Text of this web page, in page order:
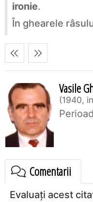
ironie.
În ghearele
Vasile
1940,
Comentarii
Evaluați acest